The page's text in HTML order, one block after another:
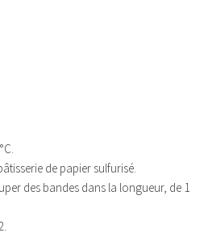
de papier sulfurisé.
des bandes dans la longueur, de 1